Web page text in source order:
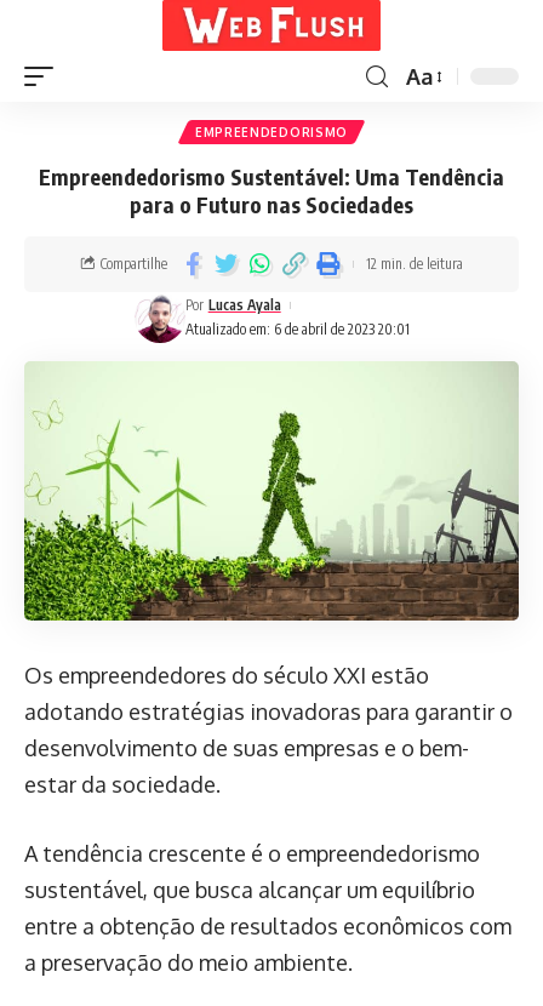
Aa
EMPREENDEDORISMO
Empreendedorismo Sustentável: Uma Tendência
para o Futuro nas Sociedades
Atualizado em: 6 de abril de 2023 20:01
Por Lucas Ayala
Compartilhe 12 min. de leitura
Os empreendedores do século XXI estão
adotando estratégias inovadoras para garantir o
desenvolvimento de suas empresas e o bem-
estar da sociedade.
A tendência crescente é o empreendedorismo
sustentável, que busca alcançar um equilíbrio
entre a obtenção de resultados econômicos com
a preservação do meio ambiente.